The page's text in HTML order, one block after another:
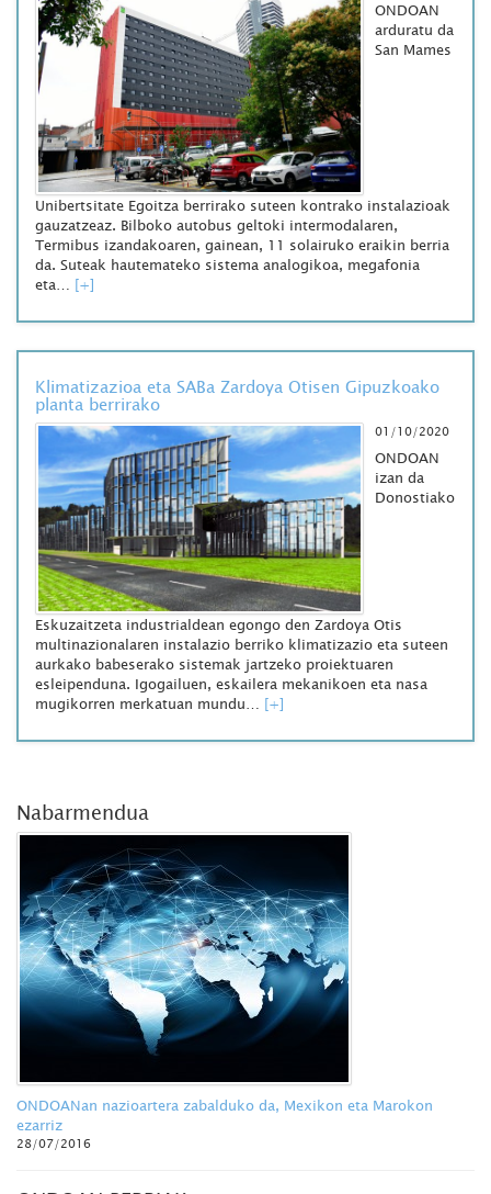
ONDOAN
arduratu da
San Mames
Unibertsitate Egoitza berrirako suteen kontrako instalazioak
gauzatzeaz. Bilboko autobus geltoki intermodalaren,
Termibus izandakoaren, gainean, 11 solairuko eraikin berria
da. Suteak hautemateko sistema analogikoa, megafonia
eta… [+]
Klimatizazioa eta SABa Zardoya Otisen Gipuzkoako
planta berrirako
01/10/2020
ONDOAN
izan da
Donostiako
Eskuzaitzeta industrialdean egongo den Zardoya Otis
multinazionalaren instalazio berriko klimatizazio eta suteen
aurkako babeserako sistemak jartzeko proiektuaren
esleipenduna. Igogailuen, eskailera mekanikoen eta nasa
mugikorren merkatuan mundu… [+]
Nabarmendua
ONDOANan nazioartera zabalduko da, Mexikon eta Marokon
ezarriz
28/07/2016